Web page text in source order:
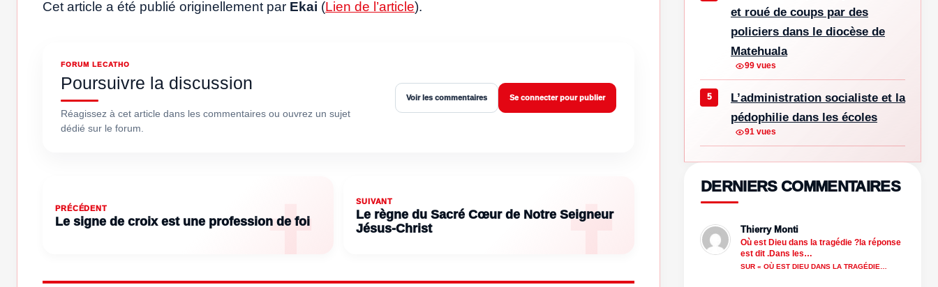
Cet article a été publié originellement par Ekai (Lien de l’article).
FORUM LECATHO
Poursuivre la discussion
Réagissez à cet article dans les commentaires ou ouvrez un sujet
dédié sur le forum.
Voir les commentaires Se connecter pour publier
PRÉCÉDENT
Le signe de croix est une profession de foi
SUIVANT
Le règne du Sacré Cœur de Notre Seigneur
Jésus-Christ
et roué de coups par des
policiers dans le diocèse de
Matehuala
99 vues
L’administration socialiste et la
pédophilie dans les écoles
91 vues
DERNIERS COMMENTAIRES
Thierry Monti
Où est Dieu dans la tragédie ?la réponse
est dit .Dans les…
SUR « OÙ EST DIEU DANS LA TRAGÉDIE…